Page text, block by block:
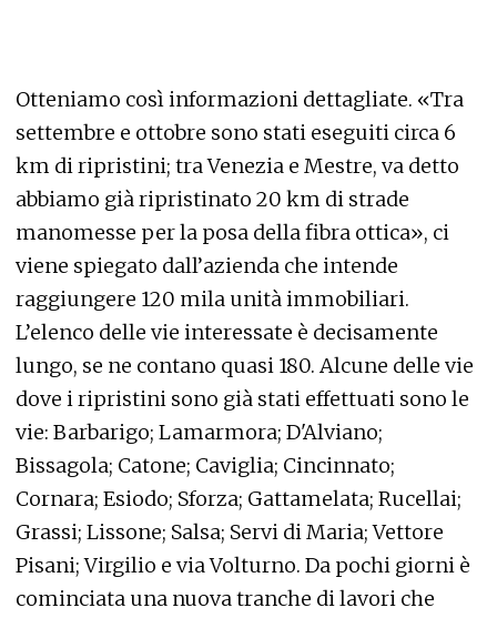
Otteniamo così informazioni dettagliate. «Tra
settembre e ottobre sono stati eseguiti circa 6
km di ripristini; tra Venezia e Mestre, va detto
abbiamo già ripristinato 20 km di strade
manomesse per la posa della fibra ottica», ci
viene spiegato dall’azienda che intende
raggiungere 120 mila unità immobiliari.
L’elenco delle vie interessate è decisamente
lungo, se ne contano quasi 180. Alcune delle vie
dove i ripristini sono già stati effettuati sono le
vie: Barbarigo; Lamarmora; D'Alviano;
Bissagola; Catone; Caviglia; Cincinnato;
Cornara; Esiodo; Sforza; Gattamelata; Rucellai;
Grassi; Lissone; Salsa; Servi di Maria; Vettore
Pisani; Virgilio e via Volturno. Da pochi giorni è
cominciata una nuova tranche di lavori che